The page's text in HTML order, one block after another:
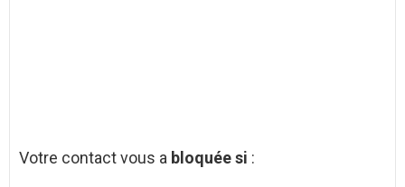
Votre contact vous a bloquée si :